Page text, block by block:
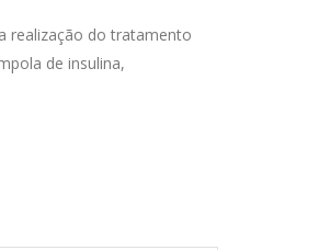
realização do tratamento
de insulina,